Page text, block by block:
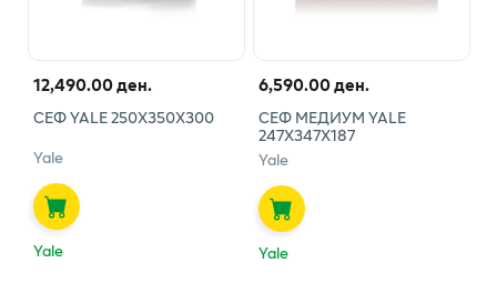
12,490.00 ден.
СЕФ YALE 250Х350Х300
Yale
Yale
6,590.00 ден.
СЕФ МЕДИУМ YALE
247Х347Х187
Yale
Yale